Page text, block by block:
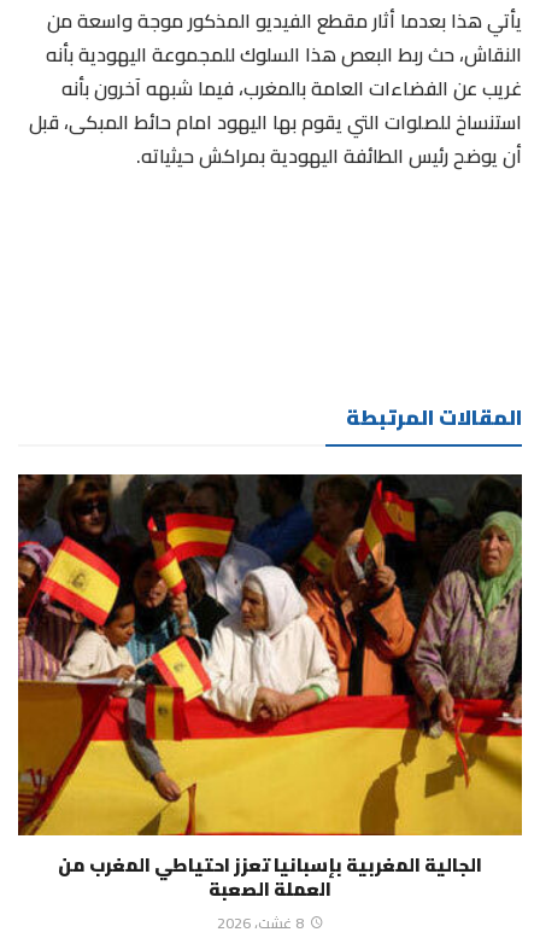
يأتي هذا بعدما أثار مقطع الفيديو المذكور موجة واسعة من
النقاش، حث ربط البعص هذا السلوك للمجموعة اليهودية بأنه
غريب عن الفضاءات العامة بالمغرب، فيما شبهه آخرون بأنه
استنساخ للصلوات التي يقوم بها اليهود امام حائط المبكى، قبل
أن يوضح رئيس الطائفة اليهودية بمراكش حيثياته.
المقالات المرتبطة
الجالية المغربية بإسبانيا تعزز احتياطي المغرب من
العملة الصعبة
8 غشت، 2026